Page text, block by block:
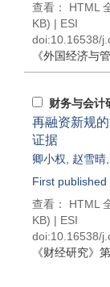
查看： HTML
KB) | ESI
doi:10.16538/
《外国经济与管
财务与会计
再融资新规
证据
卿小权 赵雪晴
First
查看： HTML
KB) | ESI
doi:10.16538/
《财经研究》